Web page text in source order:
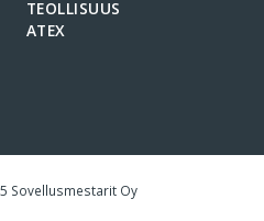
TEOLLISUUS
ATEX
Sovellusmestarit Oy